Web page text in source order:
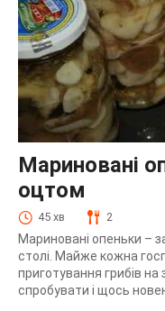
Мариновані
оцтом
45 хв 2
Мариновані опеньки –
столі. Майже кожна
приготування грибів
спробувати і щось